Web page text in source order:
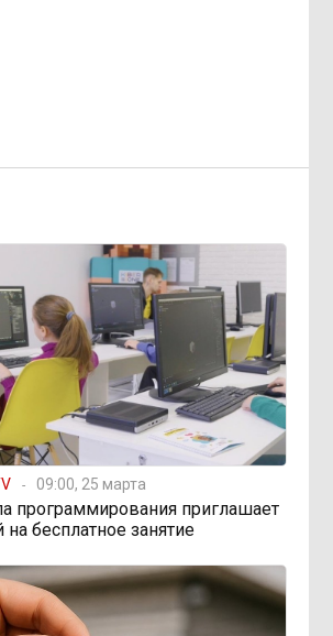
09:00, 25 марта
программирования приглашает
на бесплатное занятие